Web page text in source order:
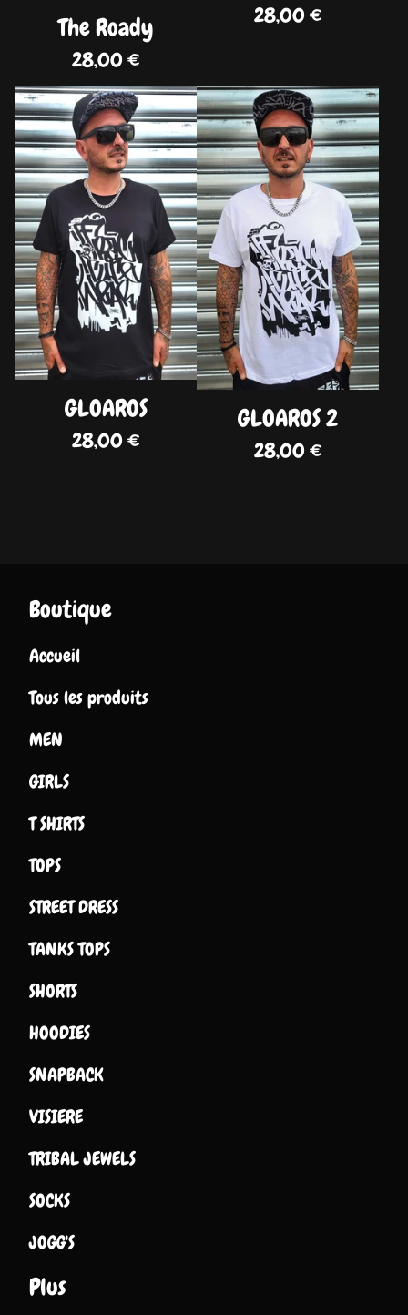
The Roady
28,00€
28,00€
DISPO
GLOAROS
28,00€
DISPO
GLOAROS 2
28,00€
Boutique
Accueil
Tous les produits
MEN
GIRLS
T SHIRTS
TOPS
STREET DRESS
TANKS TOPS
SHORTS
HOODIES
SNAPBACK
VISIERE
TRIBAL JEWELS
SOCKS
JOGG'S
Plus